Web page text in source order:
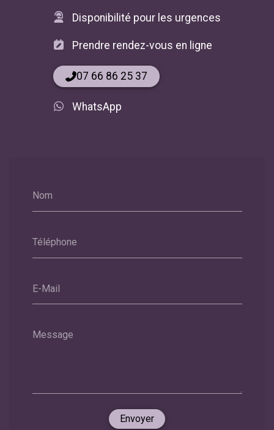
Nom
Téléphone
E-Mail
Message
Envoyer
Disponibilité pour les urgences
Prendre rendez-vous en ligne
07 66 86 25 37
WhatsApp